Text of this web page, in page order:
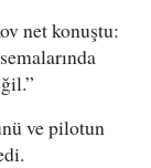
net konuştu:
ve pilotun